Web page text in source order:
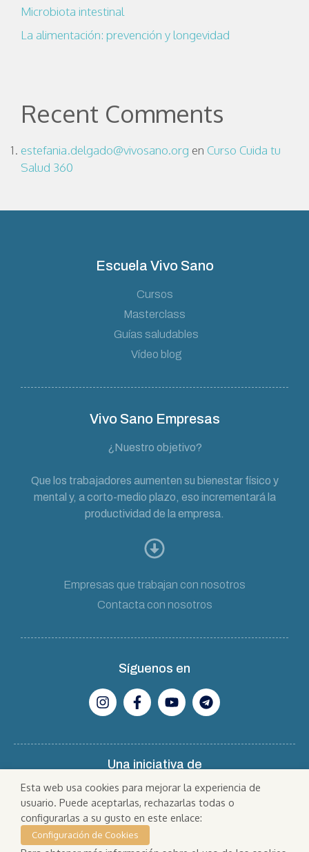
Microbiota intestinal
La alimentación: prevención y longevidad
Recent Comments
estefania.delgado@vivosano.org en Curso Cuida tu
Salud 360
Escuela Vivo Sano
Cursos
Masterclass
Guías saludables
Vídeo blog
Vivo Sano Empresas
¿Nuestro objetivo?
Que los trabajadores aumenten su bienestar físico y
mental y, a corto-medio plazo, eso incrementará la
productividad de la empresa.
Empresas que trabajan con nosotros
Contacta con nosotros
Síguenos en
Una iniciativa de
Esta web usa cookies para mejorar la experiencia de
usuario. Puede aceptarlas, rechazarlas todas o
configurarlas a su gusto en este enlace:
Configuración de Cookies